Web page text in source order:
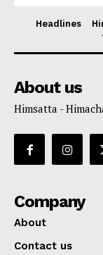
Headlines
About us
Himsatta -
Company
About
Contact us